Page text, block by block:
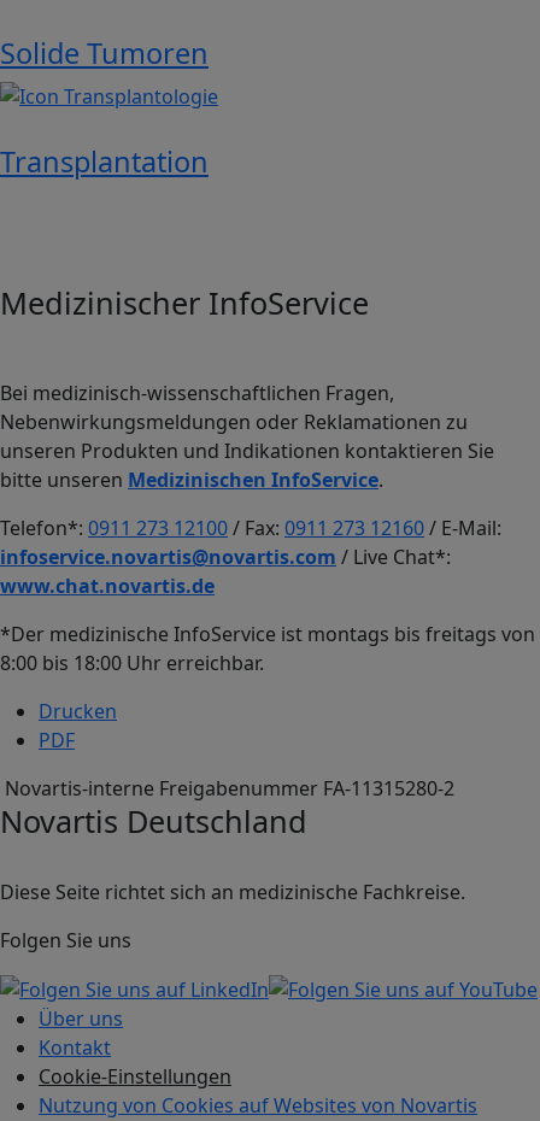
Solide Tumoren
Image
Transplantation
Medizinischer InfoService
Bei medizinisch-wissenschaftlichen Fragen,
Nebenwirkungsmeldungen oder Reklamationen zu
unseren Produkten und Indikationen kontaktieren Sie
bitte unseren Medizinischen InfoService.
Telefon*: 0911 273 12100/ Fax: 0911 273 12160/ E-Mail:
infoservice.novartis@novartis.com / Live Chat*:
www.chat.novartis.de
*Der medizinische InfoService ist montags bis freitags von
8:00 bis 18:00 Uhr erreichbar.
Drucken
PDF
Novartis-interne Freigabenummer FA-11315280-2
Novartis Deutschland
Diese Seite richtet sich an medizinische Fachkreise.
Folgen Sie uns
Über uns
Kontakt
Cookie-Einstellungen
Nutzung von Cookies auf Websites von Novartis